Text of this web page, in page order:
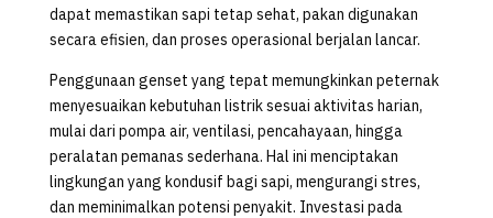
dapat memastikan sapi tetap sehat, pakan digunakan
secara efisien, dan proses operasional berjalan lancar.
Penggunaan genset yang tepat memungkinkan peternak
menyesuaikan kebutuhan listrik sesuai aktivitas harian,
mulai dari pompa air, ventilasi, pencahayaan, hingga
peralatan pemanas sederhana. Hal ini menciptakan
lingkungan yang kondusif bagi sapi, mengurangi stres,
dan meminimalkan potensi penyakit. Investasi pada